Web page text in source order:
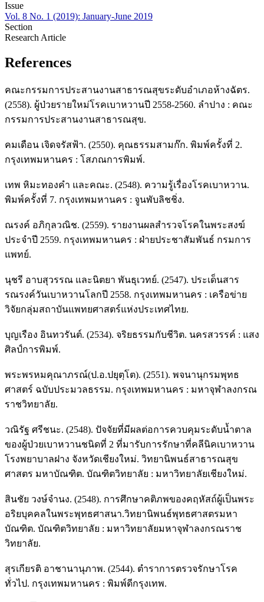
Issue
Vol. 8 No. 1 (2019): January-June 2019
Section
Research Article
References
คณะกรรมการประสานงานสาธารณสุขระดับอำเภอห้างฉัตร.
(2558). ผู้ป่วยรายใหม่โรคเบาหวานปี 2558-2560. ลำปาง : คณะ
กรรมการประสานงานสาธารณสุข.
คมเดือน เจิดจรัสฟ้า. (2550). คุณธรรมสามก๊ก. พิมพ์ครั้งที่ 2.
กรุงเทพมหานคร : โสภณการพิมพ์.
เทพ หิมะทองคำ และคณะ. (2548). ความรู้เรื่องโรคเบาหวาน.
พิมพ์ครั้งที่ 7. กรุงเทพมหานคร : จูนพับลิชชิ่ง.
ณรงค์ อภิกุลวณิช. (2559). รายงานผลสำรวจโรคในพระสงฆ์
ประจำปี 2559. กรุงเทพมหานคร : ฝ่ายประชาสัมพันธ์ กรมการ
แพทย์.
นุชรี อาบสุวรรณ และนิตยา พันธุเวทย์. (2547). ประเด็นสาร
รณรงค์วันเบาหวานโลกปี 2558. กรุงเทพมหานคร : เครือข่าย
วิจัยกลุ่มสถาบันแพทยศาสตร์แห่งประเทศไทย.
บุญเรือง อินทวรันต์. (2534). จริยธรรมกับชีวิต. นครสวรรค์ : แสง
ศิลป์การพิมพ์.
พระพรหมคุณาภรณ์(ป.อ.ปยุตฺโต). (2551). พจนานุกรมพุทธ
ศาสตร์ ฉบับประมวลธรรม. กรุงเทพมหานคร : มหาจุฬาลงกรณ
ราชวิทยาลัย.
วณิรัฐ ศรีชนะ. (2548). ปัจจัยที่มีผลต่อการควบคุมระดับน้ำตาล
ของผู้ป่วยเบาหวานชนิดที่ 2 ที่มารับการรักษาที่คลีนิคเบาหวาน
โรงพยาบาลฝาง จังหวัดเชียงใหม่. วิทยานิพนธ์สาธารณสุข
ศาสตร มหาบัณฑิต. บัณฑิตวิทยาลัย : มหาวิทยาลัยเชียงใหม่.
สินชัย วงษ์จำนง. (2548). การศึกษาคติภพของคฤหัสถ์ผู้เป็นพระ
อริยบุคคลในพระพุทธศาสนา.วิทยานิพนธ์พุทธศาสตรมหา
บัณฑิต. บัณฑิตวิทยาลัย : มหาวิทยาลัยมหาจุฬาลงกรณราช
วิทยาลัย.
สุรเกียรติ อาชานานุภาพ. (2544). ตำราการตรวจรักษาโรค
ทั่วไป. กรุงเทพมหานคร : พิมพ์ดีกรุงเทพ.